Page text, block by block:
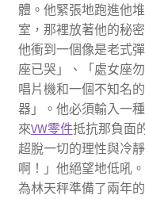
體。他緊張地跑進他
室，那裡放著他的秘
他衝到一個像是老式
座已哭」、「處女座
唱片機和一個不知名
器」。他必須輸入一
來VW零件抵抗那負面
超脫一切的理性與冷
啊！」他絕望地低吼
為林天秤準備了兩年